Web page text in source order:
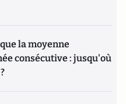
la moyenne
consécutive : jusqu'où